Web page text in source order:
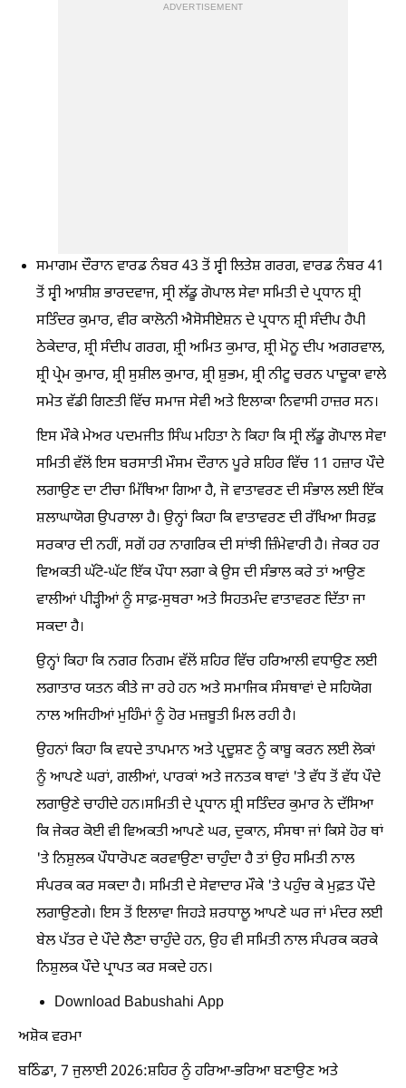
ADVERTISEMENT
ਸਮਾਗਮ ਦੌਰਾਨ ਵਾਰਡ ਨੰਬਰ 43 ਤੋਂ ਸ੍ਵੀ ਲਿਤੇਸ਼ ਗਰਗ, ਵਾਰਡ ਨੰਬਰ 41
ਤੋਂ ਸ੍ਵੀ ਆਸ਼ੀਸ਼ ਭਾਰਦਵਾਜ, ਸ੍ਰੀ ਲੱਡੂ ਗੋਪਾਲ ਸੇਵਾ ਸਮਿਤੀ ਦੇ ਪ੍ਰਧਾਨ ਸ਼੍ਰੀ
ਸਤਿੰਦਰ ਕੁਮਾਰ, ਵੀਰ ਕਾਲੋਨੀ ਐਸੋਸੀਏਸ਼ਨ ਦੇ ਪ੍ਰਧਾਨ ਸ਼੍ਰੀ ਸੰਦੀਪ ਹੈਪੀ
ਠੇਕੇਦਾਰ, ਸ਼੍ਰੀ ਸੰਦੀਪ ਗਰਗ, ਸ਼੍ਰੀ ਅਮਿਤ ਕੁਮਾਰ, ਸ਼੍ਰੀ ਮੋਨੂ ਦੀਪ ਅਗਰਵਾਲ,
ਸ਼੍ਰੀ ਪ੍ਰੇਮ ਕੁਮਾਰ, ਸ਼੍ਰੀ ਸੁਸ਼ੀਲ ਕੁਮਾਰ, ਸ਼੍ਰੀ ਸ਼ੁਭਮ, ਸ਼੍ਰੀ ਨੀਟੂ ਚਰਨ ਪਾਦੂਕਾ ਵਾਲੇ
ਸਮੇਤ ਵੱਡੀ ਗਿਣਤੀ ਵਿੱਚ ਸਮਾਜ ਸੇਵੀ ਅਤੇ ਇਲਾਕਾ ਨਿਵਾਸੀ ਹਾਜ਼ਰ ਸਨ।
ਇਸ ਮੌਕੇ ਮੇਅਰ ਪਦਮਜੀਤ ਸਿੰਘ ਮਹਿਤਾ ਨੇ ਕਿਹਾ ਕਿ ਸ੍ਰੀ ਲੱਡੂ ਗੋਪਾਲ ਸੇਵਾ
ਸਮਿਤੀ ਵੱਲੋਂ ਇਸ ਬਰਸਾਤੀ ਮੌਸਮ ਦੌਰਾਨ ਪੂਰੇ ਸ਼ਹਿਰ ਵਿੱਚ 11 ਹਜ਼ਾਰ ਪੌਦੇ
ਲਗਾਉਣ ਦਾ ਟੀਚਾ ਮਿੱਥਿਆ ਗਿਆ ਹੈ, ਜੋ ਵਾਤਾਵਰਣ ਦੀ ਸੰਭਾਲ ਲਈ ਇੱਕ
ਸ਼ਲਾਘਾਯੋਗ ਉਪਰਾਲਾ ਹੈ। ਉਨ੍ਹਾਂ ਕਿਹਾ ਕਿ ਵਾਤਾਵਰਣ ਦੀ ਰੱਖਿਆ ਸਿਰਫ਼
ਸਰਕਾਰ ਦੀ ਨਹੀਂ, ਸਗੋਂ ਹਰ ਨਾਗਰਿਕ ਦੀ ਸਾਂਝੀ ਜ਼ਿੰਮੇਵਾਰੀ ਹੈ। ਜੇਕਰ ਹਰ
ਵਿਅਕਤੀ ਘੱਟੋ-ਘੱਟ ਇੱਕ ਪੌਧਾ ਲਗਾ ਕੇ ਉਸ ਦੀ ਸੰਭਾਲ ਕਰੇ ਤਾਂ ਆਉਣ
ਵਾਲੀਆਂ ਪੀੜ੍ਹੀਆਂ ਨੂੰ ਸਾਫ਼-ਸੁਥਰਾ ਅਤੇ ਸਿਹਤਮੰਦ ਵਾਤਾਵਰਣ ਦਿੱਤਾ ਜਾ
ਸਕਦਾ ਹੈ।
ਉਨ੍ਹਾਂ ਕਿਹਾ ਕਿ ਨਗਰ ਨਿਗਮ ਵੱਲੋਂ ਸ਼ਹਿਰ ਵਿੱਚ ਹਰਿਆਲੀ ਵਧਾਉਣ ਲਈ
ਲਗਾਤਾਰ ਯਤਨ ਕੀਤੇ ਜਾ ਰਹੇ ਹਨ ਅਤੇ ਸਮਾਜਿਕ ਸੰਸਥਾਵਾਂ ਦੇ ਸਹਿਯੋਗ
ਨਾਲ ਅਜਿਹੀਆਂ ਮੁਹਿੰਮਾਂ ਨੂੰ ਹੋਰ ਮਜ਼ਬੂਤੀ ਮਿਲ ਰਹੀ ਹੈ।
ਉਹਨਾਂ ਕਿਹਾ ਕਿ ਵਧਦੇ ਤਾਪਮਾਨ ਅਤੇ ਪ੍ਰਦੂਸ਼ਣ ਨੂੰ ਕਾਬੂ ਕਰਨ ਲਈ ਲੋਕਾਂ
ਨੂੰ ਆਪਣੇ ਘਰਾਂ, ਗਲੀਆਂ, ਪਾਰਕਾਂ ਅਤੇ ਜਨਤਕ ਥਾਵਾਂ 'ਤੇ ਵੱਧ ਤੋਂ ਵੱਧ ਪੌਦੇ
ਲਗਾਉਣੇ ਚਾਹੀਦੇ ਹਨ।ਸਮਿਤੀ ਦੇ ਪ੍ਰਧਾਨ ਸ਼੍ਰੀ ਸਤਿੰਦਰ ਕੁਮਾਰ ਨੇ ਦੱਸਿਆ
ਕਿ ਜੇਕਰ ਕੋਈ ਵੀ ਵਿਅਕਤੀ ਆਪਣੇ ਘਰ, ਦੁਕਾਨ, ਸੰਸਥਾ ਜਾਂ ਕਿਸੇ ਹੋਰ ਥਾਂ
'ਤੇ ਨਿਸ਼ੁਲਕ ਪੌਧਾਰੋਪਣ ਕਰਵਾਉਣਾ ਚਾਹੁੰਦਾ ਹੈ ਤਾਂ ਉਹ ਸਮਿਤੀ ਨਾਲ
ਸੰਪਰਕ ਕਰ ਸਕਦਾ ਹੈ। ਸਮਿਤੀ ਦੇ ਸੇਵਾਦਾਰ ਮੌਕੇ 'ਤੇ ਪਹੁੰਚ ਕੇ ਮੁਫ਼ਤ ਪੌਦੇ
ਲਗਾਉਣਗੇ। ਇਸ ਤੋਂ ਇਲਾਵਾ ਜਿਹੜੇ ਸ਼ਰਧਾਲੂ ਆਪਣੇ ਘਰ ਜਾਂ ਮੰਦਰ ਲਈ
ਬੇਲ ਪੱਤਰ ਦੇ ਪੌਦੇ ਲੈਣਾ ਚਾਹੁੰਦੇ ਹਨ, ਉਹ ਵੀ ਸਮਿਤੀ ਨਾਲ ਸੰਪਰਕ ਕਰਕੇ
ਨਿਸ਼ੁਲਕ ਪੌਦੇ ਪ੍ਰਾਪਤ ਕਰ ਸਕਦੇ ਹਨ।
Download Babushahi App
ਅਸ਼ੋਕ ਵਰਮਾ
ਬਠਿੰਡਾ, 7 ਜੁਲਾਈ 2026:ਸ਼ਹਿਰ ਨੂੰ ਹਰਿਆ-ਭਰਿਆ ਬਣਾਉਣ ਅਤੇ